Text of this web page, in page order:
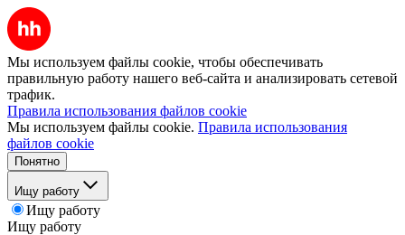
Мы используем файлы cookie, чтобы обеспечивать
правильную работу нашего веб-сайта и анализировать сетевой
трафик.
Правила использования файлов cookie
Мы используем файлы cookie. Правила использования
файлов cookie
Понятно
Ищу работу
Ищу работу
Ищу работу